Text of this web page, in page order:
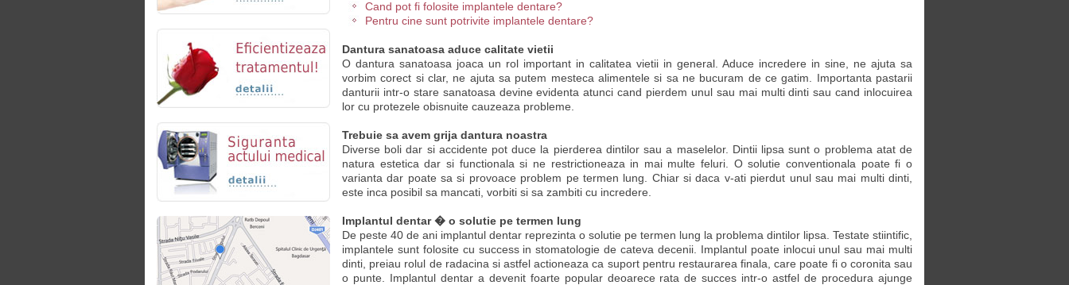
Cand pot fi folosite implantele dentare?
Pentru cine sunt potrivite implantele dentare?
Dantura sanatoasa aduce calitate vietii
O dantura sanatoasa joaca un rol important in calitatea vietii in general. Aduce incredere in sine, ne ajuta sa
vorbim corect si clar, ne ajuta sa putem mesteca alimentele si sa ne bucuram de ce gatim. Importanta pastarii
danturii intr-o stare sanatoasa devine evidenta atunci cand pierdem unul sau mai multi dinti sau cand inlocuirea
lor cu protezele obisnuite cauzeaza probleme.
Trebuie sa avem grija dantura noastra
Diverse boli dar si accidente pot duce la pierderea dintilor sau a maselelor. Dintii lipsa sunt o problema atat de
natura estetica dar si functionala si ne restrictioneaza in mai multe feluri. O solutie conventionala poate fi o
varianta dar poate sa si provoace problem pe termen lung. Chiar si daca v-ati pierdut unul sau mai multi dinti,
este inca posibil sa mancati, vorbiti si sa zambiti cu incredere.
Implantul dentar � o solutie pe termen lung
De peste 40 de ani implantul dentar reprezinta o solutie pe termen lung la problema dintilor lipsa. Testate stiintific,
implantele sunt folosite cu success in stomatologie de cateva decenii. Implantul poate inlocui unul sau mai multi
dinti, preiau rolul de radacina si astfel actioneaza ca suport pentru restaurarea finala, care poate fi o coronita sau
o punte. Implantul dentar a devenit foarte popular deoarece rata de succes intr-o astfel de procedura ajunge